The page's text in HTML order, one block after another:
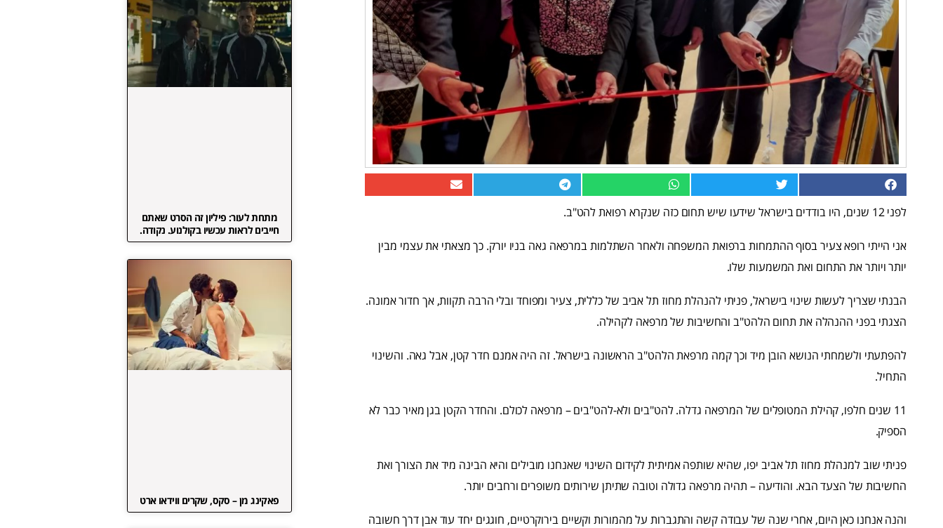
לפני 12 שנים, היו בודדים בישראל שידעו שיש תחום כזה שנקרא רפואת להט"ב.
אני הייתי רופא צעיר בסוף ההתמחות ברפואת המשפחה ולאחר השתלמות במרפאה גאה בניו יורק. כך מצאתי את עצמי מבין
יותר ויותר את התחום ואת המשמעות שלו.
הבנתי שצריך לעשות שינוי בישראל, פניתי להנהלת מחוז תל אביב של כללית, צעיר ומפוחד ובלי הרבה תקוות, אך חדור אמונה.
הצגתי בפני ההנהלה את תחום הלהט"ב והחשיבות של מרפאה לקהילה.
להפתעתי ולשמחתי הנושא הובן מיד וכך קמה מרפאת הלהט"ב הראשונה בישראל. זה היה אמנם חדר קטן, אבל גאה. והשינוי
התחיל.
11 שנים חלפו, קהילת המטופלים של המרפאה גדלה. להט"בים ולא-להט"בים – מרפאה לכולם. והחדר הקטן בגן מאיר כבר לא
הספיק.
פניתי שוב למנהלת מחוז תל אביב יפו, שהיא שותפה אמיתית לקידום השינוי שאנחנו מובילים והיא הבינה מיד את הצורך ואת
החשיבות של הצעד הבא. והודיעה – תהיה מרפאה גדולה וטובה שתיתן שירותים משופרים ורחבים יותר.
והנה אנחנו כאן היום, אחרי שנה של עבודה קשה והתגברות על מהמורות וקשיים בירוקרטיים, חוגגים יחד עוד אבן דרך חשובה
מתחת לעור: פיליון זה הסרט שאתם
חייבים לראות עכשיו בקולנוע. נקודה.
פאקינג מן – סקס, שקרים ווידאו ארט